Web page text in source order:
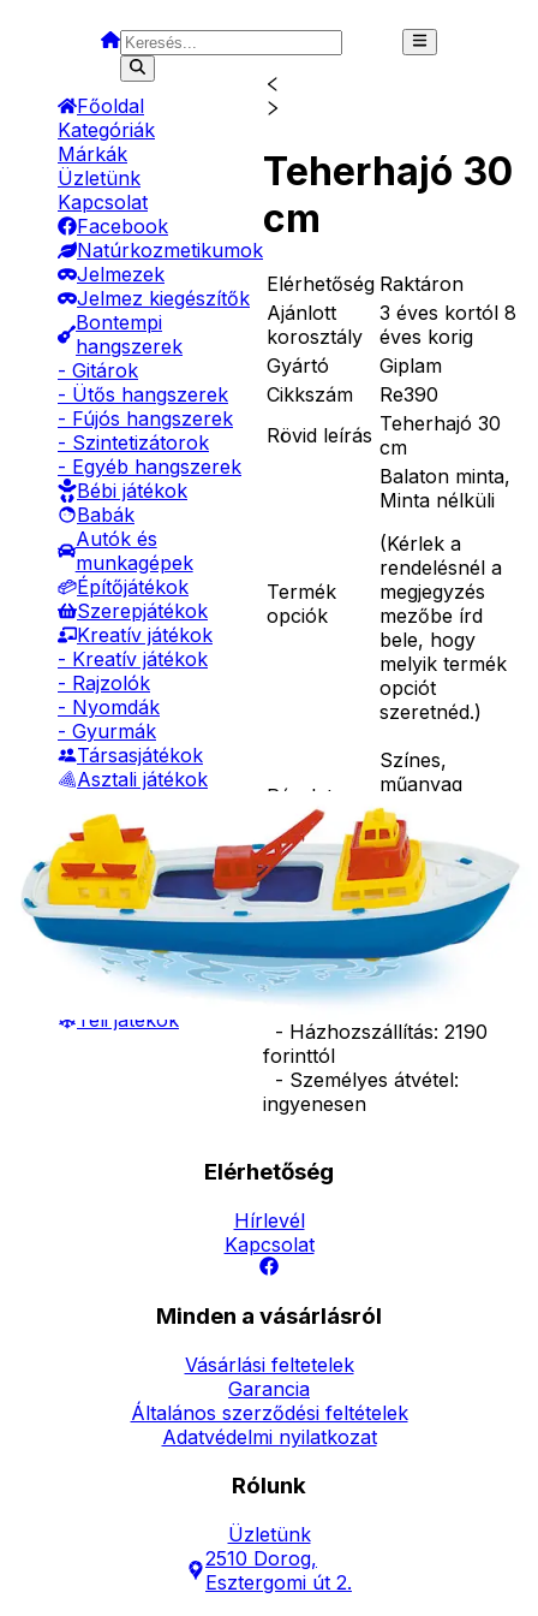
Főoldal
Kategóriák
Márkák
Üzletünk
Kapcsolat
Facebook
Natúrkozmetikumok
Jelmezek
Jelmez kiegészítők
Bontempi
hangszerek
- Gitárok
- Ütős hangszerek
- Fújós hangszerek
- Szintetizátorok
- Egyéb hangszerek
Bébi játékok
Babák
Autók és
munkagépek
Építőjátékok
Szerepjátékok
Kreatív játékok
- Kreatív játékok
- Rajzolók
- Nyomdák
- Gyurmák
Társasjátékok
Asztali játékok
- Homokozójátékok
- Műanyag hajók
- Hinta, csúszda
- Ütők, dobálók
- Strandcikkek
- Egyéb nyári játékok
Lábbal hajtós
Téli játékok
Teherhajó 30
cm
Elérhetőség Raktáron
Ajánlott
korosztály
3 éves kortól 8
éves korig
Gyártó
Giplam
Cikkszám
Re390
Rövid leírás Teherhajó 30
cm
Termék
opciók
Balaton minta,
Minta nélküli
(Kérlek a
rendelésnél a
megjegyzés
mezőbe írd
bele, hogy
melyik termék
opciót
szeretnéd.)
Részletes
leírás
Színes,
műanyag
teherhajó.
Mérete:
30x10x11 cm.
Ár
1590Ft
Darab
Szállítás:
- Csomagautomata: 1190
forinttól
- Házhozszállítás: 2190
forinttól
- Személyes átvétel:
ingyenesen
Elérhetőség
Hírlevél
Kapcsolat
Minden a vásárlásról
Vásárlási feltetelek
Garancia
Általános szerződési feltételek
Adatvédelmi nyilatkozat
Rólunk
Üzletünk
2510 Dorog,
Esztergomi út 2.